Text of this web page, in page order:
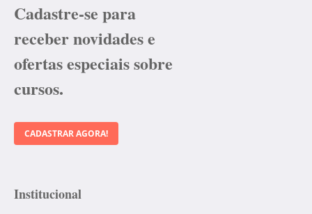
Cadastre-se para
receber novidades e
ofertas especiais sobre
cursos.
CADASTRAR AGORA!
Institucional